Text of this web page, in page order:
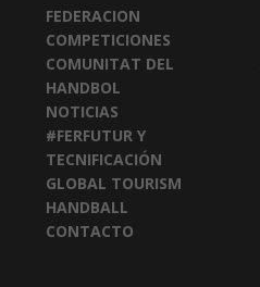
FEDERACION
COMPETICIONES
COMUNITAT DEL
HANDBOL
NOTICIAS
#FERFUTUR Y
TECNIFICACIÓN
GLOBAL TOURISM
HANDBALL
CONTACTO